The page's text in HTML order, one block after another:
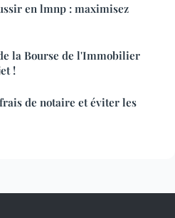
en lmnp : maximisez
la Bourse de l'Immobilier
!
de notaire et éviter les